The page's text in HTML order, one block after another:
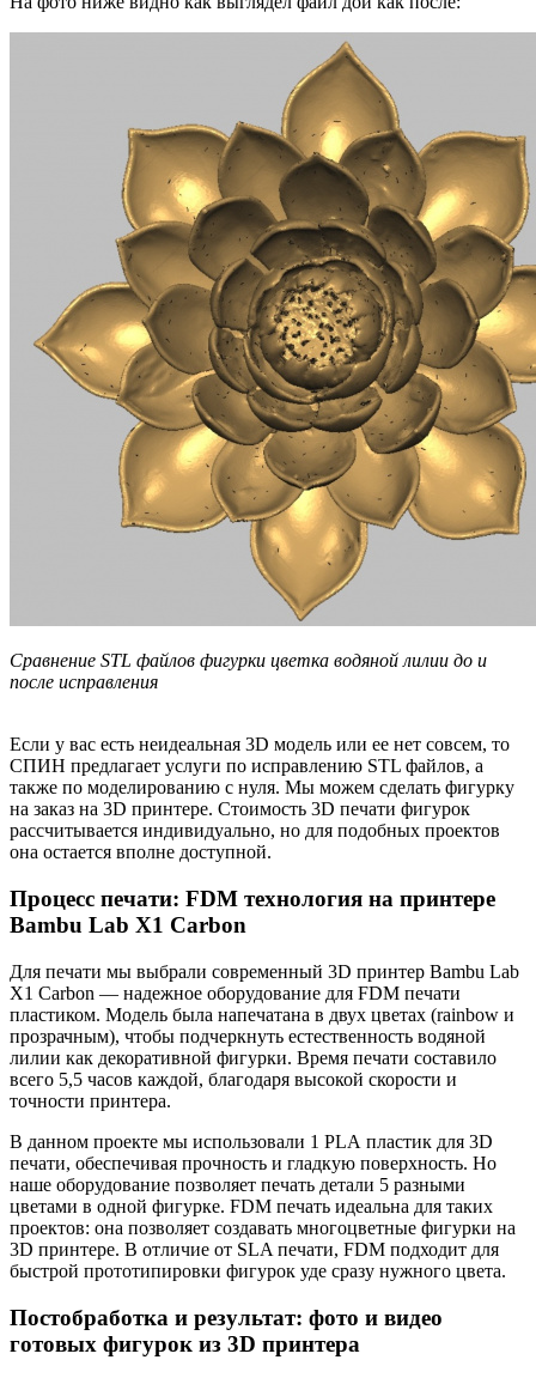
Сравнение STL файлов фигурки цветка водяной лилии до и
после исправления
Если у вас есть неидеальная 3D модель или ее нет совсем, то
СПИН предлагает услуги по исправлению STL файлов, а
также по моделированию с нуля. Мы можем сделать фигурку
на заказ на 3D принтере. Стоимость 3D печати фигурок
рассчитывается индивидуально, но для подобных проектов
она остается вполне доступной.
Процесс печати: FDM технология на принтере
Bambu Lab X1 Carbon
Для печати мы выбрали современный 3D принтер Bambu Lab
X1 Carbon — надежное оборудование для FDM печати
пластиком. Модель была напечатана в двух цветах (rainbow и
прозрачным), чтобы подчеркнуть естественность водяной
лилии как декоративной фигурки. Время печати составило
всего 5,5 часов каждой, благодаря высокой скорости и
точности принтера.
В данном проекте мы использовали 1 PLA пластик для 3D
печати, обеспечивая прочность и гладкую поверхность. Но
наше оборудование позволяет печать детали 5 разными
цветами в одной фигурке. FDM печать идеальна для таких
проектов: она позволяет создавать многоцветные фигурки на
3D принтере. В отличие от SLA печати, FDM подходит для
быстрой прототипировки фигурок уде сразу нужного цвета.
Постобработка и результат: фото и видео
готовых фигурок из 3D принтера